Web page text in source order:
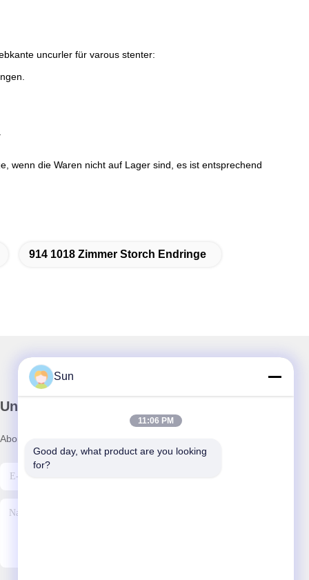
uncurler für varous stenter:
wenn die Waren nicht auf Lager sind, es ist entsprechend
914 1018 Zimmer Storch Endringe
Unser Newsletter
Abonnieren Sie unseren Newsletter für Rabatte und mehr.
Sun
11:06 PM
Good day, what product are you looking
for?